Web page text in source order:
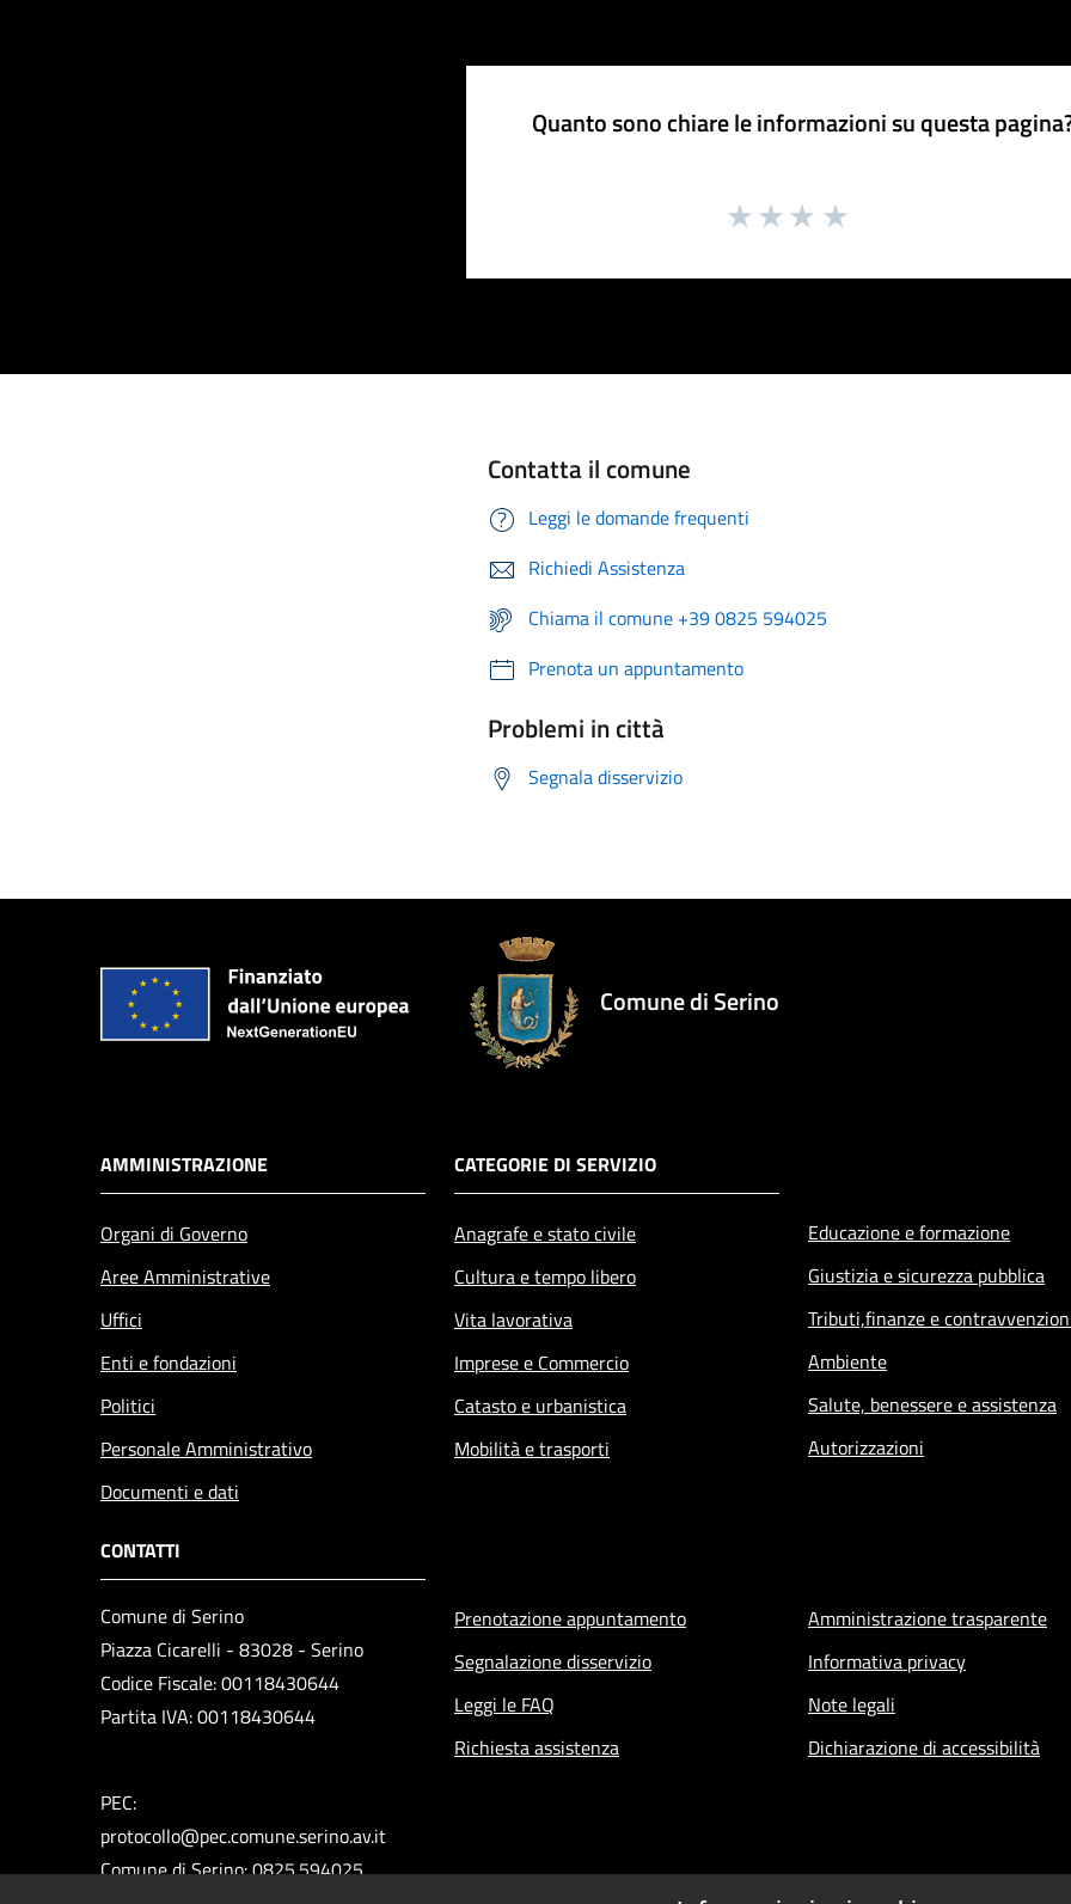
Quanto sono chiare le informazioni su questa
Contatta il comune
Leggi le domande frequenti
Richiedi Assistenza
Chiama il comune +39 0825 594025
Prenota un appuntamento
Problemi in città
Segnala disservizio
Comune di Serino
AMMINISTRAZIONE
Organi di Governo
Aree Amministrative
Uffici
Enti e fondazioni
Politici
Personale Amministrativo
Documenti e dati
CATEGORIE DI SERVIZIO
Anagrafe e stato civile
Cultura e tempo libero
Vita lavorativa
Imprese e Commercio
Catasto e urbanistica
Mobilità e trasporti
Educazione e formazione
Giustizia e sicurezza pubblica
Tributi,finanze e
Ambiente
Salute, benessere e assistenza
Autorizzazioni
CONTATTI
Comune di Serino
Piazza Cicarelli - 83028 - Serino
Codice Fiscale: 00118430644
Partita IVA: 00118430644
PEC:
protocollo@pec.comune.serino.av.it
Comune di Serino: 0825.594025
Prenotazione appuntamento
Segnalazione disservizio
Leggi le FAQ
Richiesta assistenza
Amministrazione trasparente
Informativa privacy
Note legali
Dichiarazione di accessibilità